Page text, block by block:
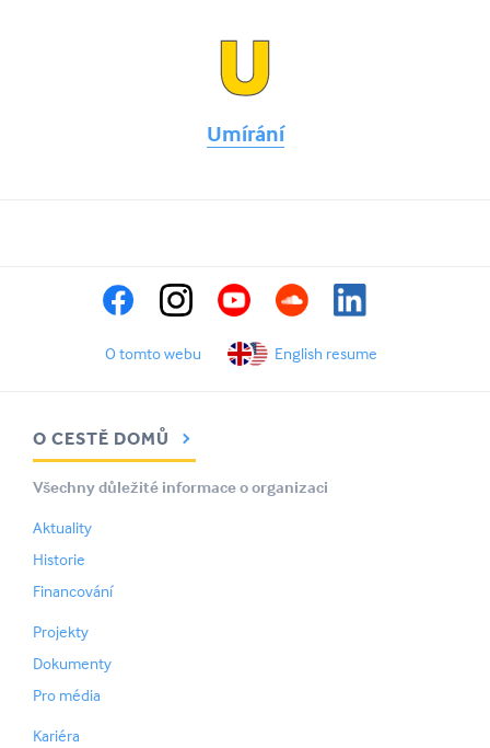
Umírání
O tomto webu English resume
O CESTĚ DOMŮ
Všechny důležité informace o organizaci
Aktuality
Historie
Financování
Projekty
Dokumenty
Pro média
Kariéra